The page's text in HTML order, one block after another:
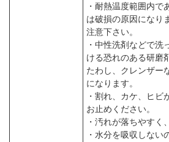
・耐熱温度範囲内で
は破損の原因になり
注意下さい。
・中性洗剤などで洗
ける恐れのある研磨
たわし、クレンザー
になります。
・割れ、カケ、ヒビ
お止めください。
・汚れが落ちやすく
・水分を吸収しない